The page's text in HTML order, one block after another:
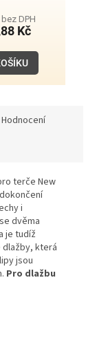
DPH
Kč
Hodnocení
terče New
i
dvěma
je tudíž
která
jsou
Pro dlažbu